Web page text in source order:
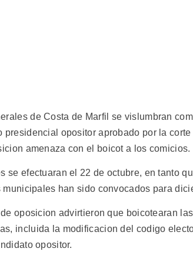
de Costa de Marfil se vislumbran
presidencial opositor aprobado por la
amenaza con el boicot a los comicios.
se efectuaran el 22 de octubre, en tanto
han sido convocados para
oposicion advirtieron que boicotearan
incluida la modificacion del codigo
opositor.